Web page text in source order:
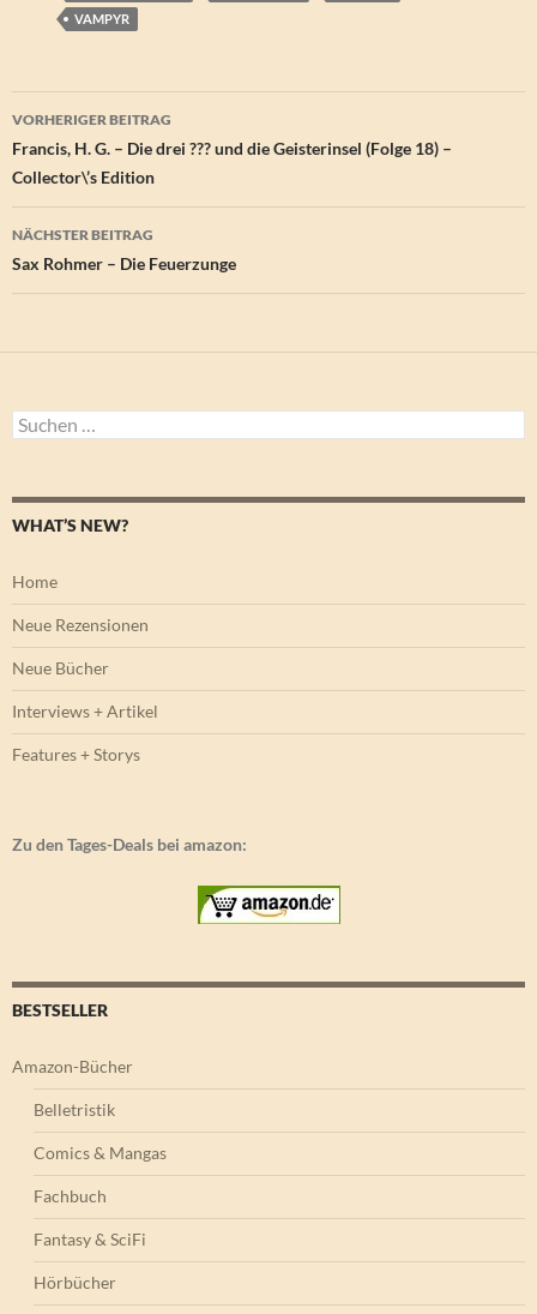
VAMPYR
Beitragsnavigation
VORHERIGER BEITRAG
Francis, H. G. – Die drei ??? und die Geisterinsel (Folge 18) –
Collector\’s Edition
NÄCHSTER BEITRAG
Sax Rohmer – Die Feuerzunge
Suchen
nach:
WHAT’S NEW?
Home
Neue Rezensionen
Neue Bücher
Interviews + Artikel
Features + Storys
Zu den Tages-Deals bei amazon:
BESTSELLER
Amazon-Bücher
Belletristik
Comics & Mangas
Fachbuch
Fantasy & SciFi
Hörbücher